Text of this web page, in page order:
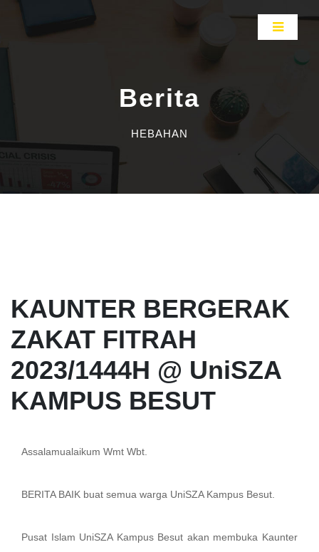
Berita
HEBAHAN
KAUNTER BERGERAK
ZAKAT FITRAH
2023/1444H @ UniSZA
KAMPUS BESUT
Assalamualaikum Wmt Wbt.
BERITA BAIK buat semua warga UniSZA Kampus Besut.
Pusat Islam UniSZA Kampus Besut akan membuka Kaunter